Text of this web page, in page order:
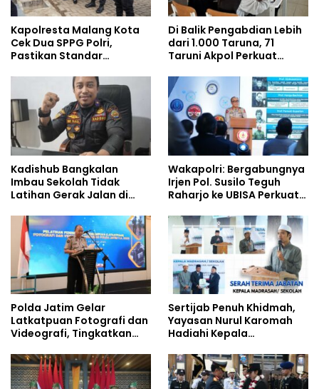
Kapolresta Malang Kota
Cek Dua SPPG Polri,
Pastikan Standar
Pengelolaan Limbah
Berjalan Optimal
Di Balik Pengabdian Lebih
dari 1.000 Taruna, 71
Taruni Akpol Perkuat
Siswa Sekolah Rakyat
Kadishub Bangkalan
Imbau Sekolah Tidak
Latihan Gerak Jalan di
Wakapolri: Bergabungnya
Irjen Pol. Susilo Teguh
Raharjo ke UBISA Perkuat
Studi Kepolisian
Polda Jatim Gelar
Latkatpuan Fotografi dan
Videografi, Tingkatkan
Era Digital
Sertijab Penuh Khidmah,
Yayasan Nurul Karomah
Hadiahi Kepala
Umrah